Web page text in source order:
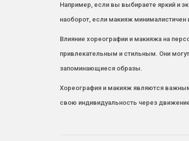
Например, если вы выбираете яркий и
наоборот, если макияж
Влияние хореографии и макияжа на
привлекательным и стильным. Они
запоминающиеся образы.
Хореография и макияж являются
свою индивидуальность через